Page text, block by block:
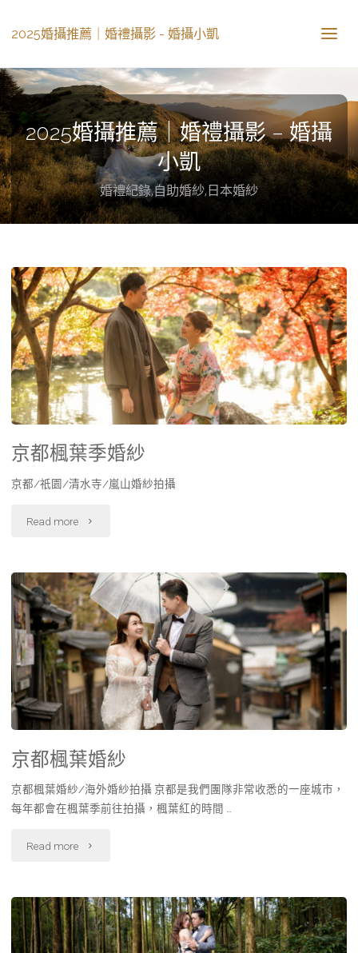
2025婚攝推薦｜婚禮攝影 - 婚攝小凱
2025婚攝推薦｜婚禮攝影 – 婚攝
小凱
婚禮紀錄,自助婚紗,日本婚紗
京都楓葉季婚紗​
京都/祇園/清水寺/嵐山婚紗拍攝
Read more
京都楓葉婚紗
京都楓葉婚紗/海外婚紗拍攝 京都是我們團隊非常收悉的一座城市，
每年都會在楓葉季前往拍攝，楓葉紅的時間 …
Read more